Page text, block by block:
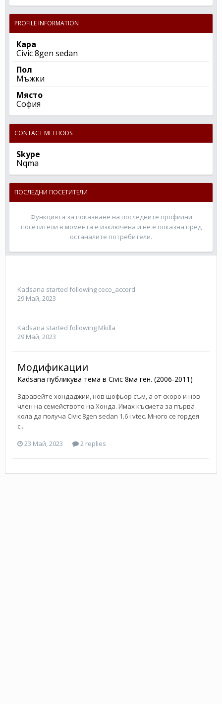
PROFILE INFORMATION
Кара
Civic 8gen sedan
Пол
Мъжки
Място
София
CONTACT METHODS
Skype
Nqma
ПОСЛЕДНИ ПОСЕТИТЕЛИ
Функцията за показване на последните профилни
посетители в момента е изключена и не е показна пред
останалите потребители.
Kadsana started following ceco_accord
29 Май, 2023
Kadsana started following Mkilla
29 Май, 2023
Модификации
Kadsana публикува тема в Civic 8ма ген. (2006-2011)
Здравейте хондаджии, нов шофьор съм, а от скоро и нов
член на семейството на Хонда. Имах късмета за първа
кола да получа Civic 8gen sedan 1.6 i vtec. Много се гордея
с...
23 Май, 2023
2 replies